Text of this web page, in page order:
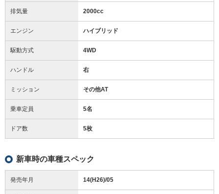
排気量 2000cc
エンジン ハイブリッド
駆動方式 4WD
ハンドル 右
ミッション その他AT
乗車定員 5名
ドア数 5枚
新車時の車種スペック
発売年月 14(H26)/05